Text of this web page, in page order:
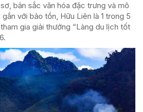
bản sắc văn hóa đặc trưng và mô
với bảo tồn, Hữu Liên là 1 trong 5
gia giải thưởng “Làng du lịch tốt